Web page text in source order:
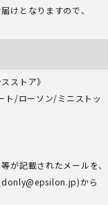
となりますので、
ストア》
ト/ローソン/ミニストッ
が記載されたメールを、
から